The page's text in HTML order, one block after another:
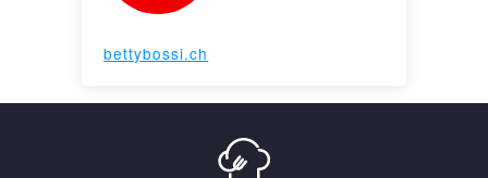
bettybossi.ch